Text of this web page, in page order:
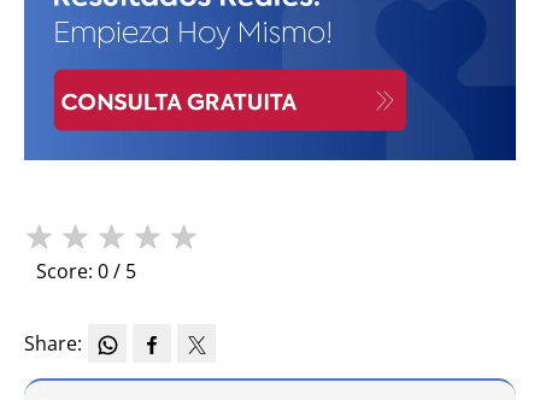
★ ★ ★ ★ ★
Score: 0 / 5
Share: